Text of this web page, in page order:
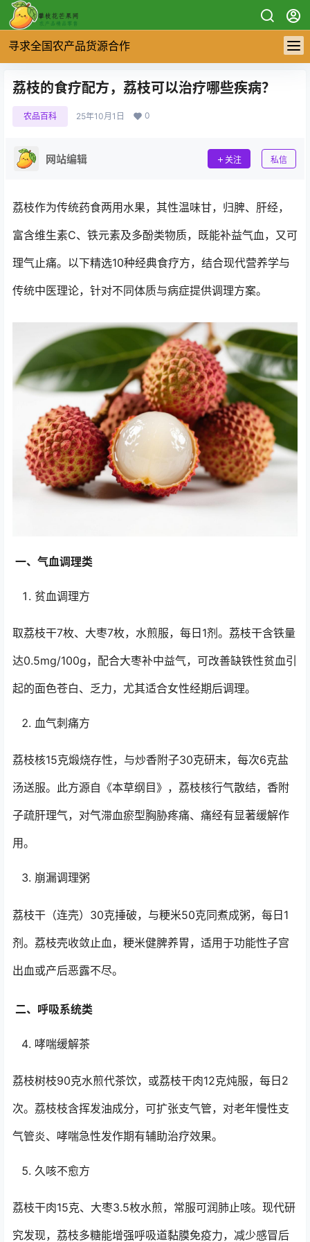
寻求全国农产品货源合作
荔枝的食疗配方，荔枝可以治疗哪些疾病？
农品百科 25年10月1日 0
网站编辑 关注 私信
荔枝作为传统药食两用水果，其性温味甘，归脾、肝经，
富含维生素C、铁元素及多酚类物质，既能补益气血，又可
理气止痛。以下精选10种经典食疗方，结合现代营养学与
传统中医理论，针对不同体质与病症提供调理方案。
一、气血调理类
贫血调理方
取荔枝干7枚、大枣7枚，水煎服，每日1剂。荔枝干含铁量
达0.5mg/100g，配合大枣补中益气，可改善缺铁性贫血引
起的面色苍白、乏力，尤其适合女性经期后调理。
血气刺痛方
荔枝核15克煅烧存性，与炒香附子30克研末，每次6克盐
汤送服。此方源自《本草纲目》，荔枝核行气散结，香附
子疏肝理气，对气滞血瘀型胸胁疼痛、痛经有显著缓解作
用。
崩漏调理粥
荔枝干（连壳）30克捶破，与粳米50克同煮成粥，每日1
剂。荔枝壳收敛止血，粳米健脾养胃，适用于功能性子宫
出血或产后恶露不尽。
二、呼吸系统类
哮喘缓解茶
荔枝树枝90克水煎代茶饮，或荔枝干肉12克炖服，每日2
次。荔枝枝含挥发油成分，可扩张支气管，对老年慢性支
气管炎、哮喘急性发作期有辅助治疗效果。
久咳不愈方
荔枝干肉15克、大枣3.5枚水煎，常服可润肺止咳。现代研
究发现，荔枝多糖能增强呼吸道黏膜免疫力，减少感冒后